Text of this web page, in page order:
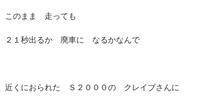
このまま 走っても
２１秒出るか 廃車に なるかなんで
近くにおられた Ｓ２０００の クレイブさんに